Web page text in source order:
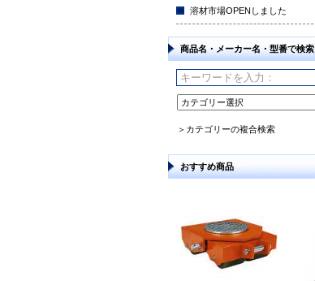
溶材市場OPENしました
商品名・メーカー名・型番で検索
＞カテゴリーの複合検索
おすすめ商品